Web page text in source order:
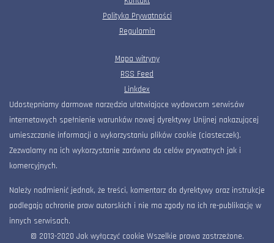
Polityka Prywatności
Regulamin
Mapa witryny
RSS Feed
Linkdex
Udostępniamy darmowe narzędzia ułatwiające wydawcom serwisów
internetowych spełnienie warunków nowej dyrektywy Unijnej nakazującej
umieszczanie informacji o wykorzystaniu plików cookie (ciasteczek).
Zezwalamy na ich wykorzystanie zarówno do celów prywatnych jak i
komercyjnych.
Należy nadmienić jednak, że treści, komentarz do dyrektywy oraz instrukcje
podlegają ochronie praw autorskich i nie ma zgody na ich re-publikację w
innych serwisach.
© 2013-2020 Jak wyłączyć cookie Wszelkie prawa zastrzeżone.